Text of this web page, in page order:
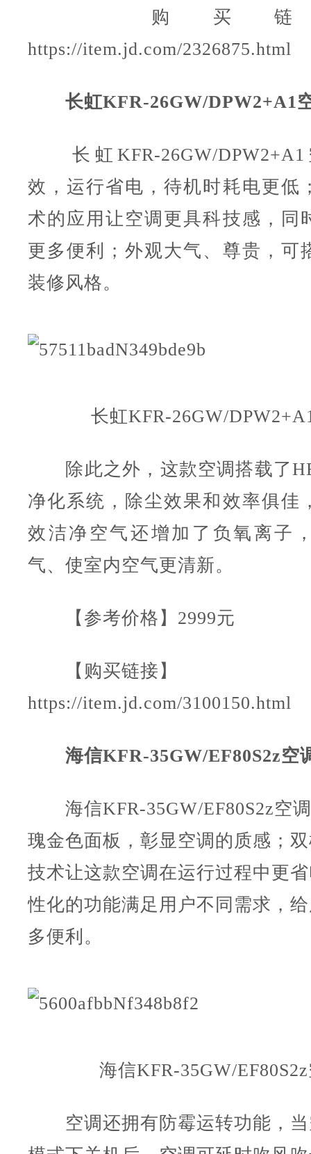
购买链
https://item.jd.com/2326875.html
长虹KFR-26GW/DPW2+A1
长虹KFR-26GW/
效，运行省电，待机时耗电更低
术的应用让空调更具科技感，同
更多便利；外观大气、尊贵，可
装修风格。
长虹KFR-26GW/
除此之外，这款空调搭载了
净化系统，除尘效果和效率俱佳
效洁净空气还增加了负氧离子
气、使室内空气更清新。
【参考价格】2999元
【购买链接】
https://item.jd.com/3100150.html
海信KFR-35GW/EF80S2z空
海信KFR-35GW/EF80S2z空
瑰金色面板，彰显空调的质感；
技术让这款空调在运行过程中更
性化的功能满足用户不同需求，
多便利。
海信KFR-35GW/
空调还拥有防霉运转功能，当